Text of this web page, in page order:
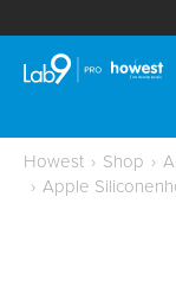
Howest › Shop ›
› Apple